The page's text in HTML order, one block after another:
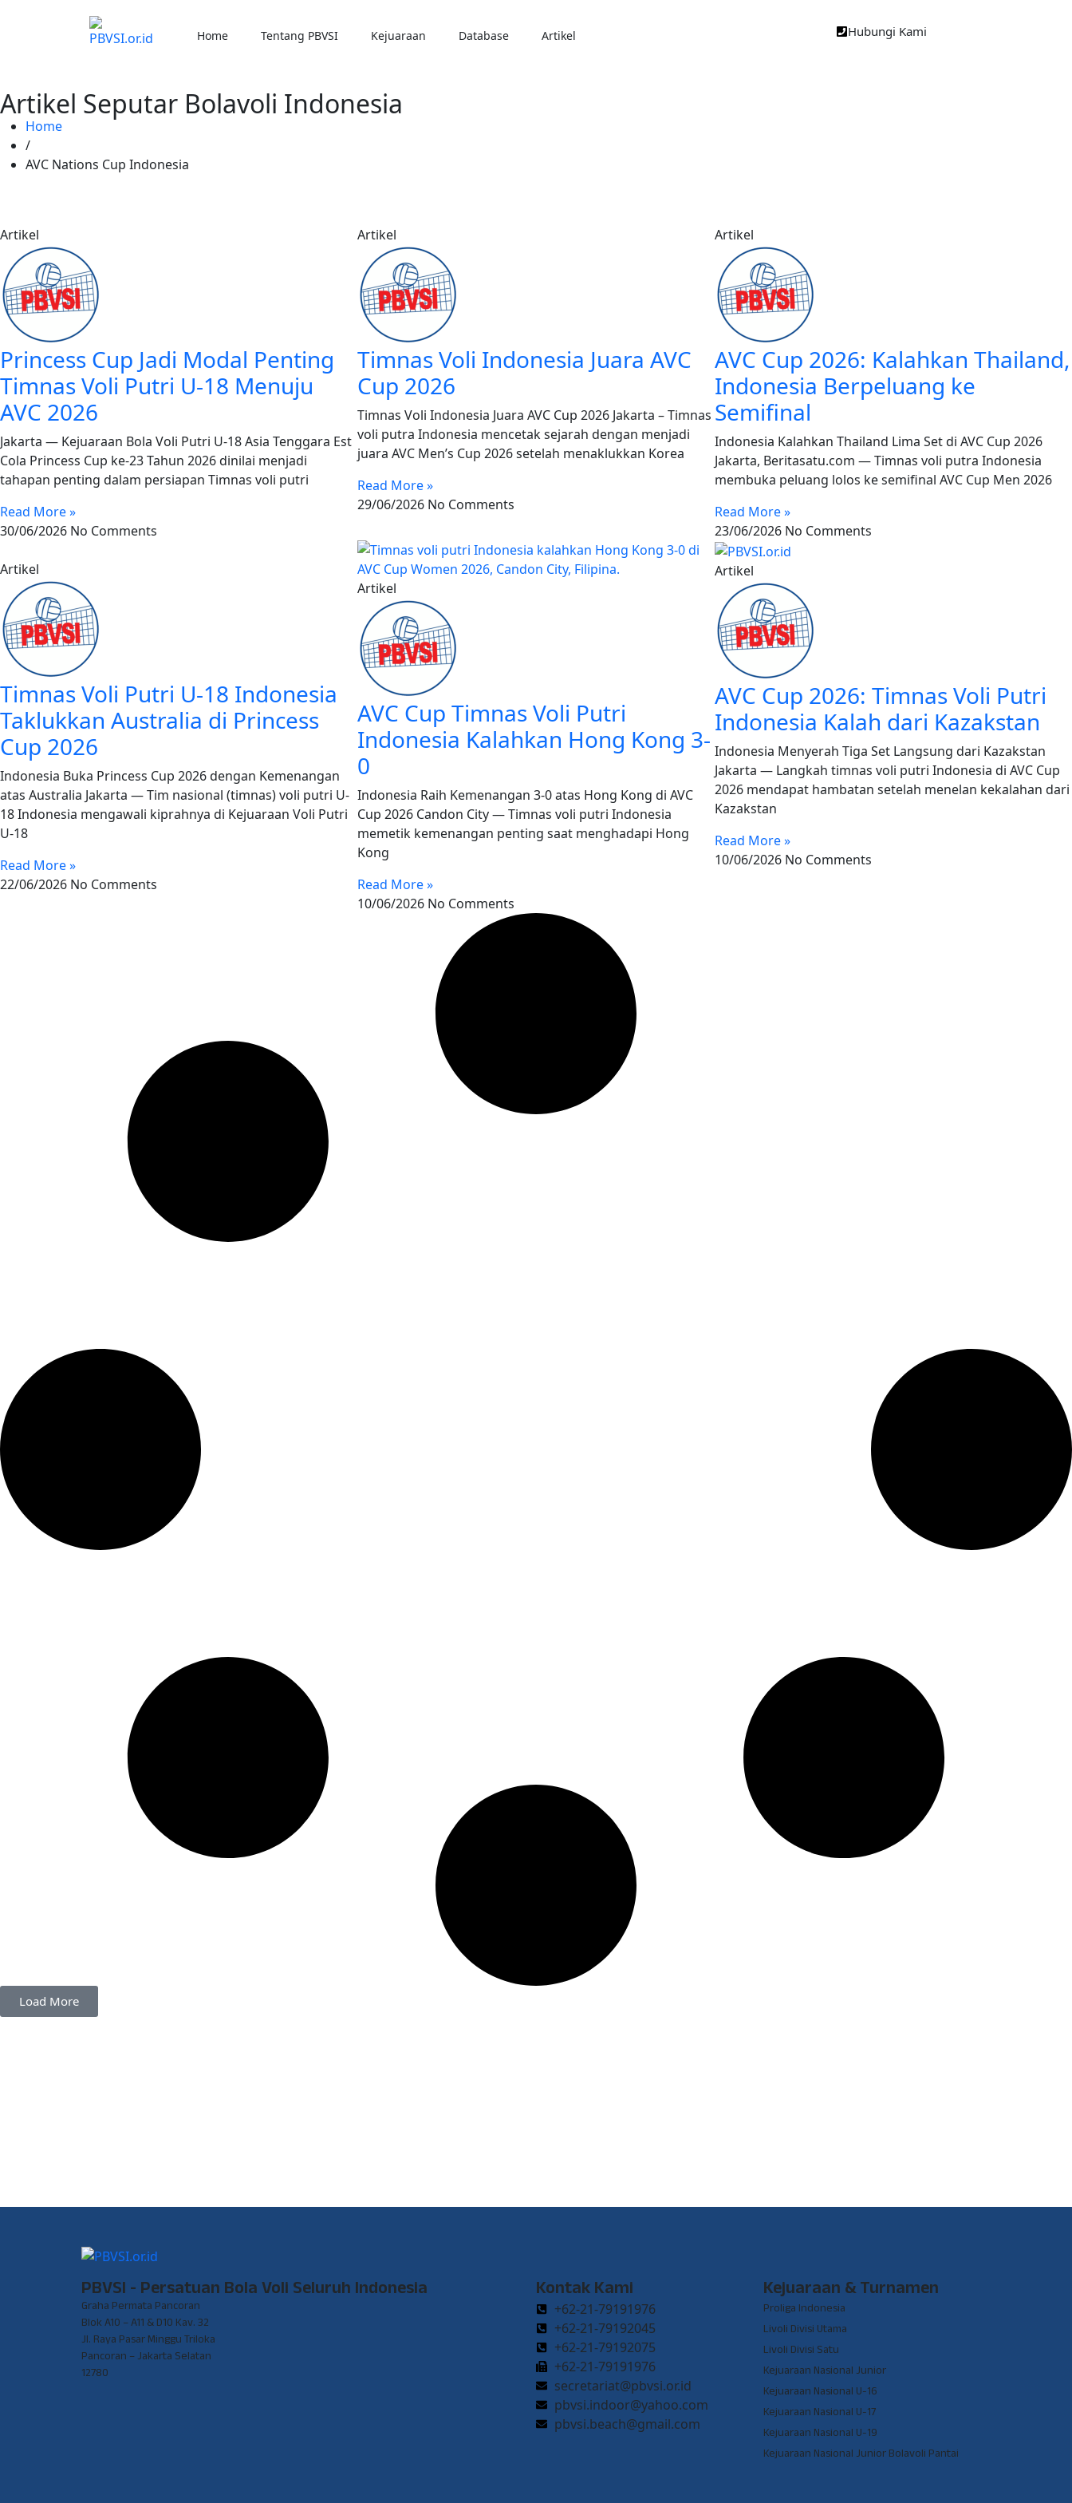
Home Tentang PBVSI Kejuaraan Database Artikel Hubungi Kami
Artikel Seputar Bolavoli Indonesia
Home
/
AVC Nations Cup Indonesia
Artikel
Princess Cup Jadi Modal Penting
Timnas Voli Putri U-18 Menuju
AVC 2026
Jakarta — Kejuaraan Bola Voli Putri U-18 Asia Tenggara Est
Cola Princess Cup ke-23 Tahun 2026 dinilai menjadi
tahapan penting dalam persiapan Timnas voli putri
Read More »
30/06/2026 No Comments
Artikel
Timnas Voli Indonesia Juara AVC
Cup 2026
Timnas Voli Indonesia Juara AVC Cup 2026 Jakarta – Timnas
voli putra Indonesia mencetak sejarah dengan menjadi
juara AVC Men’s Cup 2026 setelah menaklukkan Korea
Read More »
29/06/2026 No Comments
Artikel
AVC Cup 2026: Kalahkan Thailand,
Indonesia Berpeluang ke
Semifinal
Indonesia Kalahkan Thailand Lima Set di AVC Cup 2026
Jakarta, Beritasatu.com — Timnas voli putra Indonesia
membuka peluang lolos ke semifinal AVC Cup Men 2026
Read More »
23/06/2026 No Comments
Artikel
Timnas Voli Putri U-18 Indonesia
Taklukkan Australia di Princess
Cup 2026
Indonesia Buka Princess Cup 2026 dengan Kemenangan
atas Australia Jakarta — Tim nasional (timnas) voli putri U-
18 Indonesia mengawali kiprahnya di Kejuaraan Voli Putri
U-18
Read More »
22/06/2026 No Comments
Artikel
AVC Cup Timnas Voli Putri
Indonesia Kalahkan Hong Kong 3-
0
Indonesia Raih Kemenangan 3-0 atas Hong Kong di AVC
Cup 2026 Candon City — Timnas voli putri Indonesia
memetik kemenangan penting saat menghadapi Hong
Kong
Read More »
10/06/2026 No Comments
Artikel
AVC Cup 2026: Timnas Voli Putri
Indonesia Kalah dari Kazakstan
Indonesia Menyerah Tiga Set Langsung dari Kazakstan
Jakarta — Langkah timnas voli putri Indonesia di AVC Cup
2026 mendapat hambatan setelah menelan kekalahan dari
Kazakstan
Read More »
10/06/2026 No Comments
Load More
PBVSI - Persatuan Bola Voli Seluruh Indonesia
Graha Permata Pancoran
Blok A10 – A11 & D10 Kav. 32
Jl. Raya Pasar Minggu Triloka
Pancoran – Jakarta Selatan
12780
Kontak Kami
+62-21-79191976
+62-21-79192045
+62-21-79192075
+62-21-79191976
secretariat@pbvsi.or.id
pbvsi.indoor@yahoo.com
pbvsi.beach@gmail.com
Kejuaraan & Turnamen
Proliga Indonesia
Livoli Divisi Utama
Livoli Divisi Satu
Kejuaraan Nasional Junior
Kejuaraan Nasional U-16
Kejuaraan Nasional U-17
Kejuaraan Nasional U-19
Kejuaraan Nasional Junior Bolavoli Pantai